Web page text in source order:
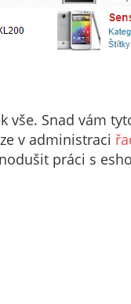
vše. Snad vám
v administraci
práci s